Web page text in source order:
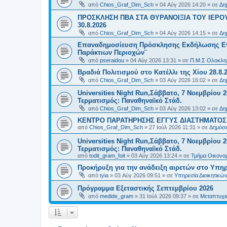
από Chios_Graf_Dim_Sch » 04 Αύγ 2026 14:20 » σε
ΠΡΟΣΚΛΗΣΗ ΠΒΑ ΣΤΑ ΘΥΡΑΝΟΙΞΙΑ ΤΟΥ
30.8.2026
από Chios_Graf_Dim_Sch » 04 Αύγ 2026 14:15 » σε
Επαναδημοσίευση Πρόσκλησης Εκδήλωσης
Παράκτιων Περιοχών¨
από pseraidou » 04 Αύγ 2026 13:31 » σε Π.Μ.Σ
Βραδιά Πολιτισμού στο Κατέλλι της Χίου
από Chios_Graf_Dim_Sch » 03 Αύγ 2026 16:02 » σε
Universities Night Run,Σάββατο, 7 Νοεμβρίου
Τερματισμός: Παναθηναϊκό Στάδ.
από Chios_Graf_Dim_Sch » 03 Αύγ 2026 13:02 » σε
ΚΕΝΤΡΟ ΠΑΡΑΤΗΡΗΣΗΣ ΕΓΓΥΣ ΔΙΑΣΤΗΜΑΤΟΣ
από Chios_Graf_Dim_Sch » 27 Ιούλ 2026 11:31 » σε
Universities Night Run,Σάββατο, 7 Νοεμβρίου
Τερματισμός: Παναθηναϊκό Στάδ.
από todit_gram_foit » 03 Αύγ 2026 13:24 » σε Τμήμα
Προκήρυξη για την ανάδειξη αιρετών στο
από tyia » 03 Αύγ 2026 09:51 » σε Υπηρεσία
Πρόγραμμα Εξεταστικής Σεπτεμβρίου 2026
από medide_gram » 31 Ιούλ 2026 09:37 » σε